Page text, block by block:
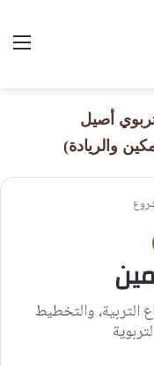
أصيل
والريادة)
والتخطيط